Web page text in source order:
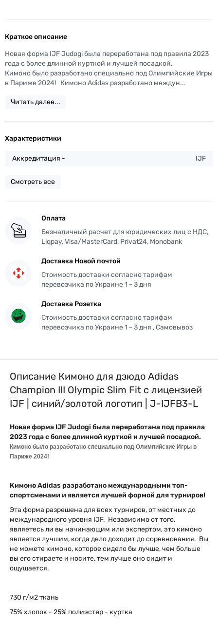
Краткое описание
Новая форма IJF Judogi была переработана под правила 2023
года с более длинной курткой и лучшей посадкой.
Кимоно было разработано специально под Олимпийские Игры
в Париже 2024! Кимоно Adidas разработано междун...
Читать далее...
Характеристики
Аккредитация - IJF
Смотреть все
Оплата
Безналичный расчет для юридических лиц с НДС,
Liqpay, Visa/MasterCard, Privat24, Monobank
Доставка Новой почтой
Стоимость доставки согласно тарифам
перевозчика по Украине 1 - 3 дня
Доставка Розетка
Стоимость доставки согласно тарифам
перевозчика по Украине 1 - 3 дня , Самовывоз
Описание Кимоно для дзюдо Adidas
Champion III Olympic Slim Fit с лицензией
IJF | синий/золотой логотип | J-IJFB3-L
Новая форма IJF Judogi была переработана под правила
2023 года с более длинной курткой и лучшей посадкой.
Кимоно было разработано специально под Олимпийские Игры в
Париже 2024!
КимоноAdidas разработано международными топ-
спортсменами и является лучшей формой для турниров!
Эта форма разрешена для всех турниров, от местных до
международного уровня IJF. Независимо от того,
являетесь ли вы начинающим или экспертом, это кимоно
является лучшим, когда дело доходит до соревнования. Вы
не можете кимоно, которое сидело бы лучше, чем больше
вы его стираете и носите, тем лучше оно сидит и
ощущается.
730 г/м2 ткань
75% хлопок - 25% полиэстер - куртка